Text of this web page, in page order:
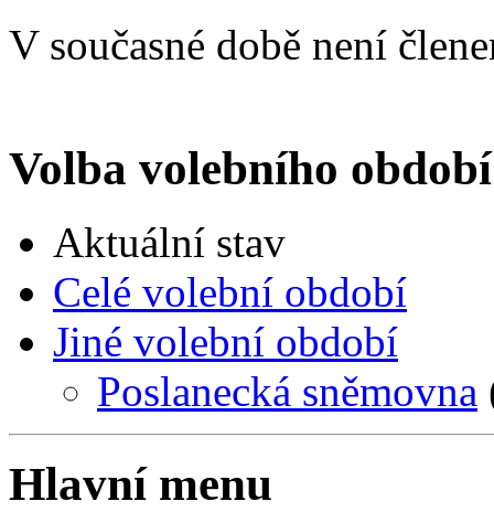
V současné době není
Volba volebního období
Aktuální stav
Celé volební období
Jiné volební období
Poslanecká sněmovna
Hlavní menu